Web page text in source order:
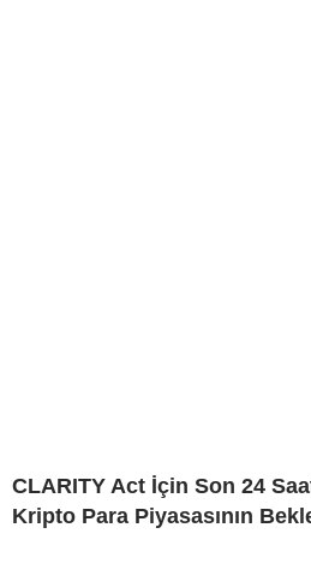
CLARITY Act İçin Son 24
Kripto Para Piyasasının